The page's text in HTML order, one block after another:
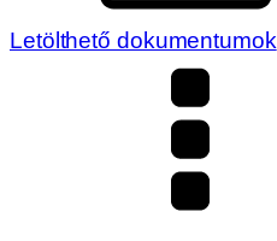
Letölthető dokumentumok